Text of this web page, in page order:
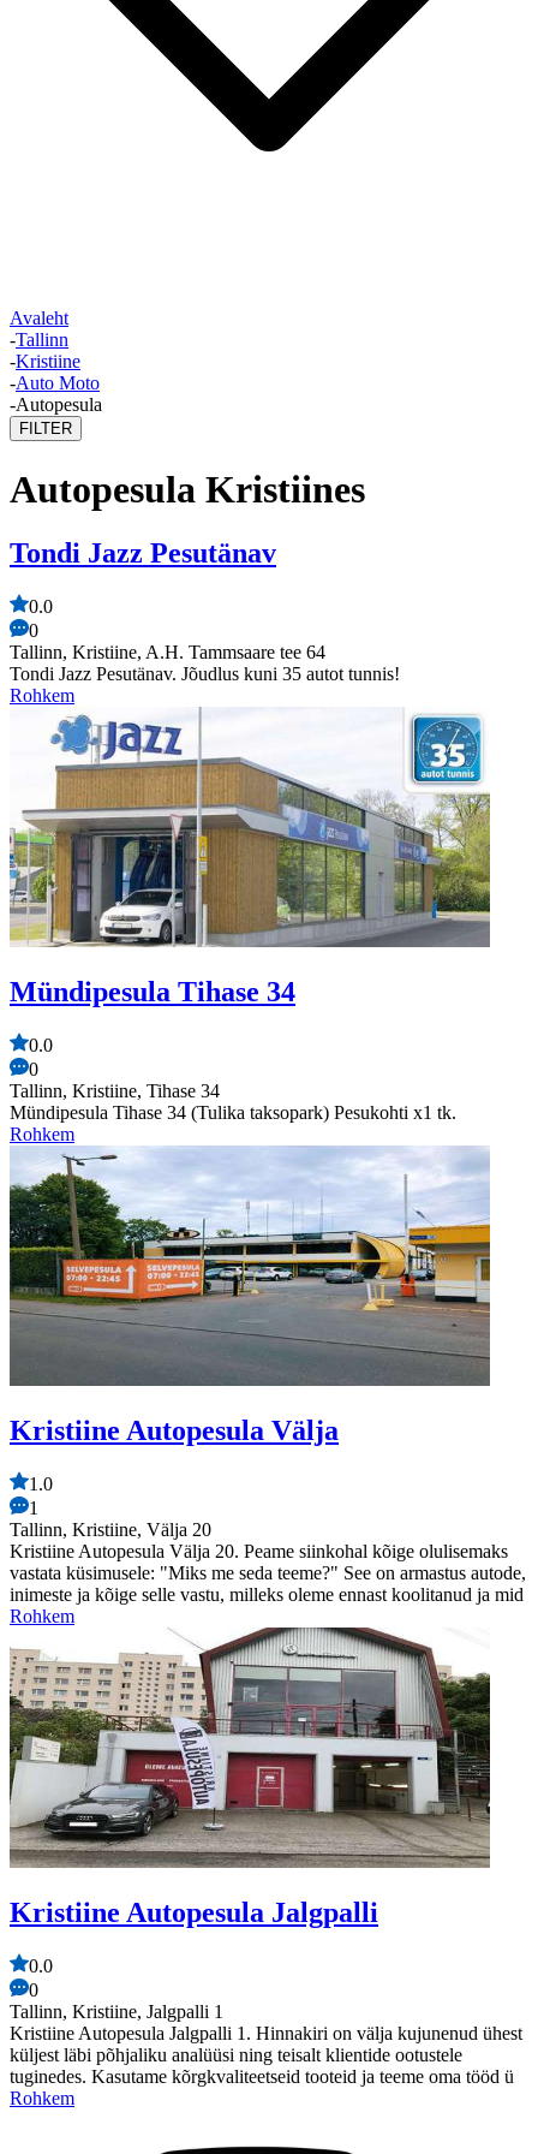
Avaleht
-Tallinn
-Kristiine
-Auto Moto
-Autopesula
FILTER
Autopesula Kristiines
Tondi Jazz Pesutänav
0.0
0
Tallinn, Kristiine, A.H. Tammsaare tee 64
Tondi Jazz Pesutänav. Jõudlus kuni 35 autot tunnis!
Rohkem
Mündipesula Tihase 34
0.0
0
Tallinn, Kristiine, Tihase 34
Mündipesula Tihase 34 (Tulika taksopark) Pesukohti x1 tk.
Rohkem
Kristiine Autopesula Välja
1.0
1
Tallinn, Kristiine, Välja 20
Kristiine Autopesula Välja 20. Peame siinkohal kõige olulisemaks
vastata küsimusele: "Miks me seda teeme?" See on armastus autode,
inimeste ja kõige selle vastu, milleks oleme ennast koolitanud ja mid
Rohkem
Kristiine Autopesula Jalgpalli
0.0
0
Tallinn, Kristiine, Jalgpalli 1
Kristiine Autopesula Jalgpalli 1. Hinnakiri on välja kujunenud ühest
küljest läbi põhjaliku analüüsi ning teisalt klientide ootustele
tuginedes. Kasutame kõrgkvaliteetseid tooteid ja teeme oma tööd ü
Rohkem